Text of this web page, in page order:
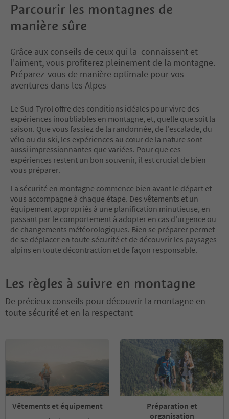
Parcourir les montagnes de
manière sûre
Grâce aux conseils de ceux qui la connaissent et
l'aiment, vous profiterez pleinement de la montagne.
Préparez-vous de manière optimale pour vos
aventures dans les Alpes
Le Sud-Tyrol offre des conditions idéales pour vivre des
expériences inoubliables en montagne, et, quelle que soit la
saison. Que vous fassiez de la randonnée, de l'escalade, du
vélo ou du ski, les expériences au cœur de la nature sont
aussi impressionnantes que variées. Pour que ces
expériences restent un bon souvenir, il est crucial de bien
vous préparer.
La sécurité en montagne commence bien avant le départ et
vous accompagne à chaque étape. Des vêtements et un
équipement appropriés à une planification minutieuse, en
passant par le comportement à adopter en cas d'urgence ou
de changements météorologiques. Bien se préparer permet
de se déplacer en toute sécurité et de découvrir les paysages
alpins en toute décontraction et de façon responsable.
Les règles à suivre en montagne
De précieux conseils pour découvrir la montagne en
toute sécurité et en la respectant
Vêtements et équipement
Préparation et
organisation